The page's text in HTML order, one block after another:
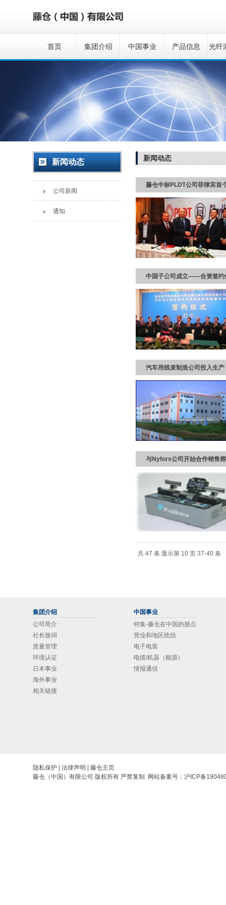
首页 集团介绍 中国事业 产品信息 光纤
新闻动态
公司新闻
通知
新闻动态
藤仓中标PLDT公司菲律宾首
中国子公司成立——合资签约
汽车用线束制造公司投入生产
与Nyfors公司开始合作销售
共 47 条 显示第 10 页 37-40 条
集团介绍
公司简介
社长致词
质量管理
环境认证
日本事业
海外事业
相关链接
中国事业
特集-藤仓在中国的据点
营业和地区统括
电子电装
电缆/机器（能源）
情报通信
隐私保护 法律声明
藤仓主页
藤仓（中国）有限公司 版权所有 严禁复制 网站备案号： 沪ICP备